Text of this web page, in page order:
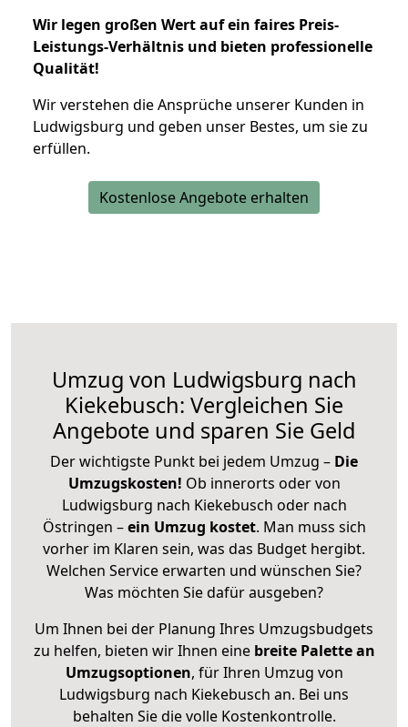
Wir legen großen Wert auf ein faires Preis-
Leistungs-Verhältnis und bieten professionelle
Qualität!
Wir verstehen die Ansprüche unserer Kunden in
Ludwigsburg und geben unser Bestes, um sie zu
erfüllen.
Kostenlose Angebote erhalten
Umzug von Ludwigsburg nach
Kiekebusch: Vergleichen Sie
Angebote und sparen Sie Geld
Der wichtigste Punkt bei jedem Umzug – Die
Umzugskosten! Ob innerorts oder von
Ludwigsburg nach Kiekebusch oder nach
Östringen –ein Umzug kostet. Man muss sich
vorher im Klaren sein, was das Budget hergibt.
Welchen Service erwarten und wünschen Sie?
Was möchten Sie dafür ausgeben?
Um Ihnen bei der Planung Ihres Umzugsbudgets
zu helfen, bieten wir Ihnen eine breite Palette an
Umzugsoptionen, für Ihren Umzug von
Ludwigsburg nach Kiekebusch an. Bei uns
behalten Sie die volle Kostenkontrolle.